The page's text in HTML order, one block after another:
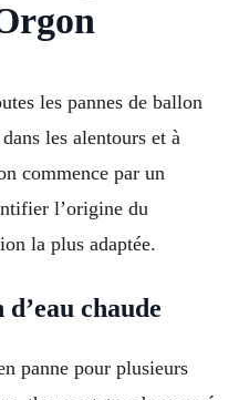
les pannes de ballon
les alentours et à
commence par un
l’origine du
la plus adaptée.
chaude
panne pour plusieurs